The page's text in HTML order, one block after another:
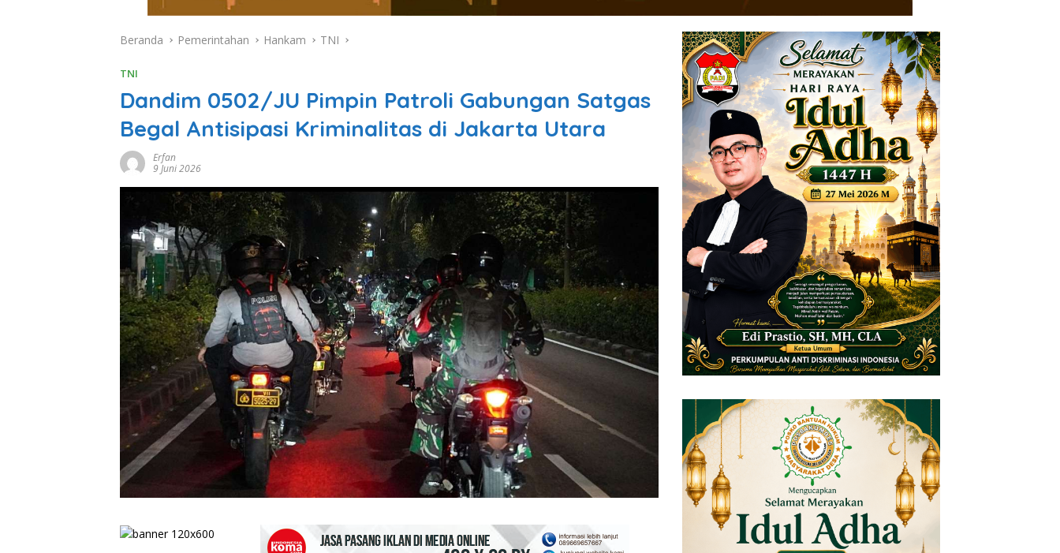
Beranda Pemerintahan Hankam TNI
TNI
Dandim 0502/JU Pimpin Patroli Gabungan Satgas
Begal Antisipasi Kriminalitas di Jakarta Utara
Erfan
9 Juni 2026